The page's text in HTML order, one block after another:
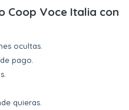
Coop Voce Italia con
ocultas.
pago.
quieras.